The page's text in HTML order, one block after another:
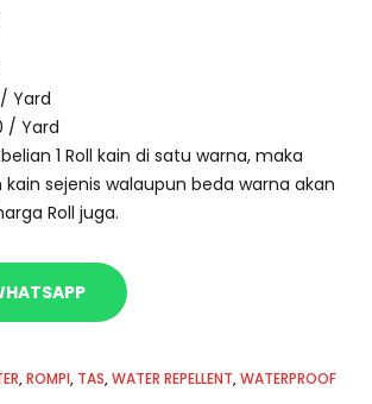
Yard
/ Yard
1 Roll kain di satu warna, maka
sejenis walaupun beda warna akan
Roll juga.
,ROMPI, TAS,WATER REPELLENT,WATERPROOF